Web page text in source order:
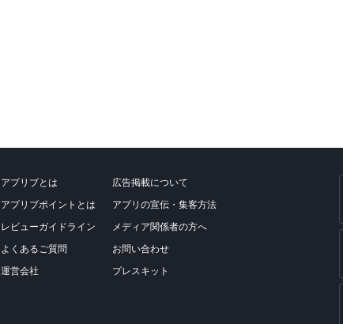
アプリブとは
アプリブポイントとは
レビューガイドライン
よくあるご質問
運営会社
広告掲載について
アプリの宣伝・集客方法
メディア関係者の方へ
お問い合わせ
プレスキット